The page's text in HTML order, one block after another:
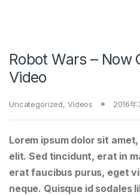
Robot Wars – Now
Video
Uncategorized, Videos 2016年
Lorem ipsum dolor sit
elit. Sed tincidunt, erat in
erat faucibus purus, eget
neque. Quisque id sodales